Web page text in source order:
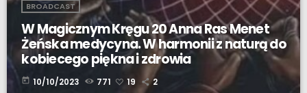
BROADCAST
W Magicznym Kręgu 20 Anna Ras Menet
Żeńska medycyna. W harmonii z naturą do
kobiecego piękna i zdrowia
today 10/10/2023 771 19 2